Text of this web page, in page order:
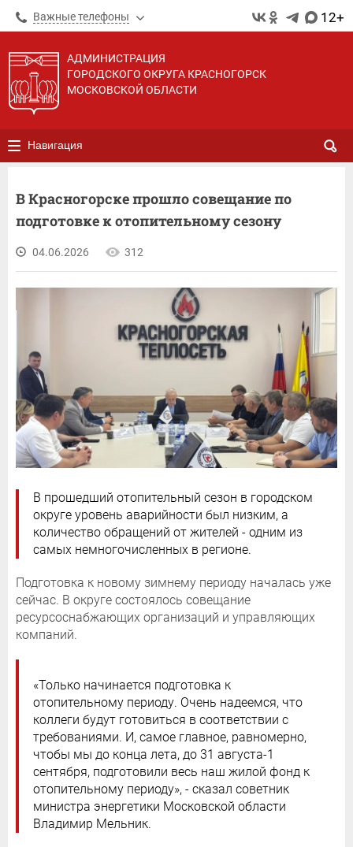
Важные телефоны 12+
АДМИНИСТРАЦИЯ
ГОРОДСКОГО ОКРУГА КРАСНОГОРСК
МОСКОВСКОЙ ОБЛАСТИ
Навигация
В Красногорске прошло совещание по
подготовке к отопительному сезону
04.06.2026 312
В прошедший отопительный сезон в городском
округе уровень аварийности был низким, а
количество обращений от жителей - одним из
самых немногочисленных в регионе.
Подготовка к новому зимнему периоду началась уже
сейчас. В округе состоялось совещание
ресурсоснабжающих организаций и управляющих
компаний.
«Только начинается подготовка к
отопительному периоду. Очень надеемся, что
коллеги будут готовиться в соответствии с
требованиями. И, самое главное, равномерно,
чтобы мы до конца лета, до 31 августа-1
сентября, подготовили весь наш жилой фонд к
отопительному периоду», - сказал советник
министра энергетики Московской области
Владимир Мельник.